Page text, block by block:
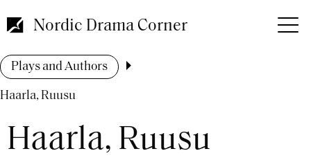
to
main
Nordic Drama Corner
Breadcrumb
Plays and Authors
Haarla, Ruusu
Haarla, Ruusu